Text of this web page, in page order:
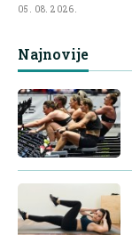
05. 08. 2026.
Najnovije